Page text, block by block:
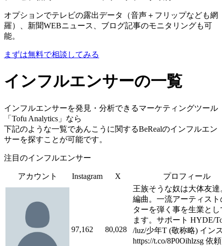
オプションでテレビの露出データ（音声＋フリップなども網
羅）、新聞WEBニュース、ブログ記事のモニタリングも可
能。
まずは無料で相談してみる
インフルエンサーの一覧
インフルエンサーを発見・分析できるマーケティングツール
「Tofu Analytics」なら
下記のような一覧であんこうに関するBeRealのインフルエン
サーを探すことが可能です。
注目のインフルエンサー
アカウント Instagram X プロフィール
97,162 80,028
王族そうな奴は大体友達
編曲。一流アーティスト
ターを弾く事を生業とし
ます。サポート HYDE/
/luz/少年T (敬称略) イン
https://t.co/8P0Oihlzsg 依